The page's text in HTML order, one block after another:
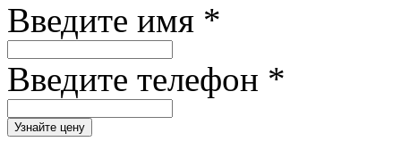
Введите имя *
Введите телефон *